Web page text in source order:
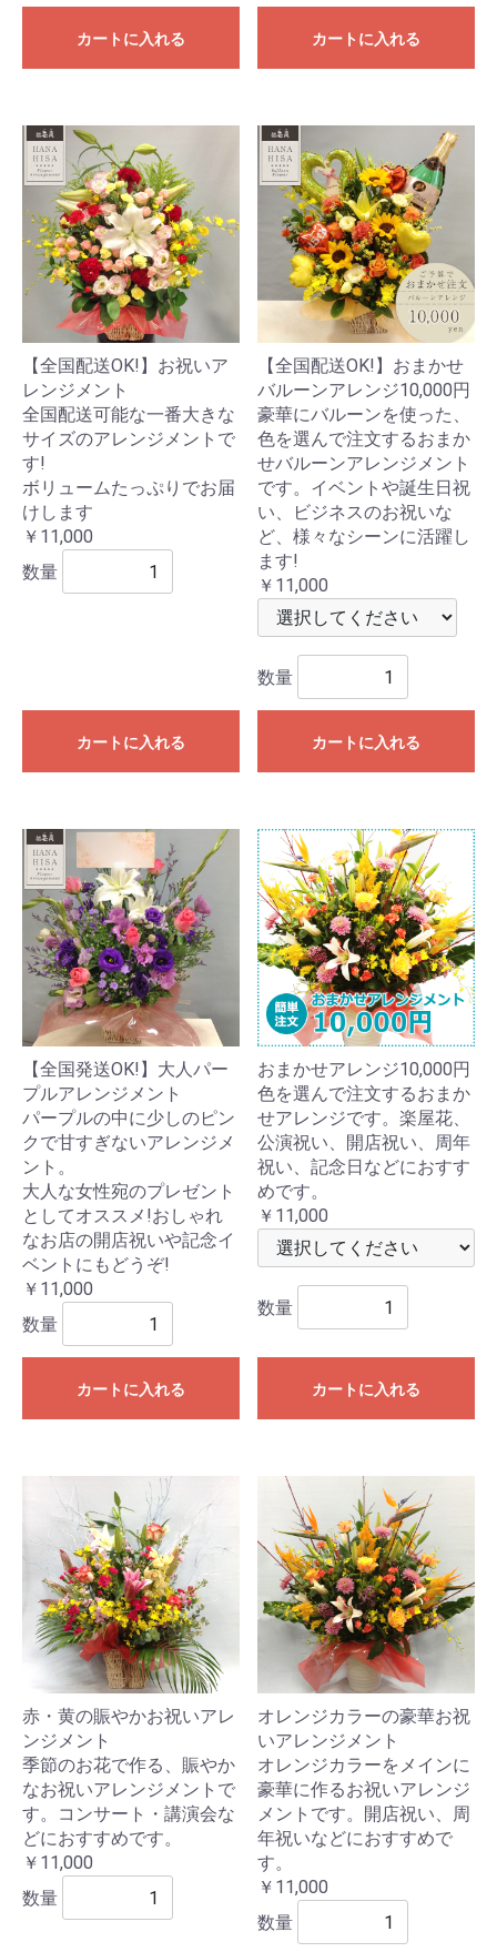
カートに入れる カートに入れる
【全国配送OK!】お祝いア
レンジメント
全国配送可能な一番大きな
サイズのアレンジメントで
す!
ボリュームたっぷりでお届
けします
￥11,000
数量
カートに入れる
【全国配送OK!】おまかせ
バルーンアレンジ10,000円
豪華にバルーンを使った、
色を選んで注文するおまか
せバルーンアレンジメント
です。イベントや誕生日祝
い、ビジネスのお祝いな
ど、様々なシーンに活躍し
ます!
￥11,000
数量
カートに入れる
【全国発送OK!】大人パー
プルアレンジメント
パープルの中に少しのピン
クで甘すぎないアレンジメ
ント。
大人な女性宛のプレゼント
としてオススメ!おしゃれ
なお店の開店祝いや記念イ
ベントにもどうぞ!
￥11,000
数量
カートに入れる
おまかせアレンジ10,000円
色を選んで注文するおまか
せアレンジです。楽屋花、
公演祝い、開店祝い、周年
祝い、記念日などにおすす
めです。
￥11,000
数量
カートに入れる
赤・黄の賑やかお祝いアレ
ンジメント
季節のお花で作る、賑やか
なお祝いアレンジメントで
す。コンサート・講演会な
どにおすすめです。
￥11,000
数量
オレンジカラーの豪華お祝
いアレンジメント
オレンジカラーをメインに
豪華に作るお祝いアレンジ
メントです。開店祝い、周
年祝いなどにおすすめで
す。
￥11,000
数量